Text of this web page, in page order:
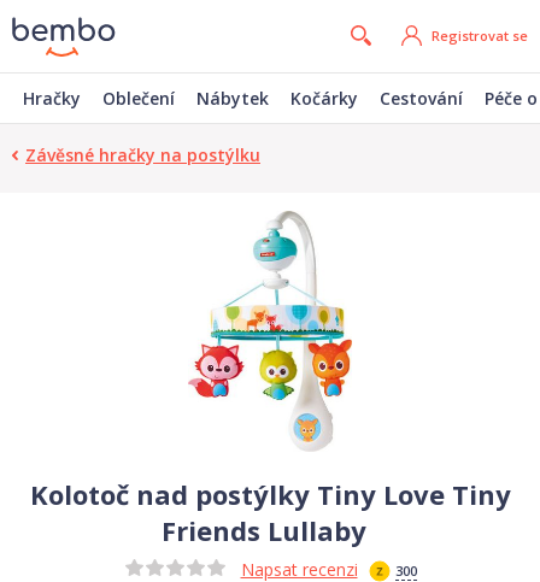
Registrovat se
Hračky Oblečení Nábytek Kočárky Cestování Péče
Závěsné hračky na postýlku
Kolotoč nad postýlky Tiny Love Tiny
Friends Lullaby
Napsat recenzi 300